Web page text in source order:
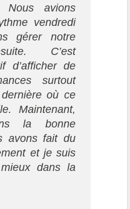
Nous avions
vendredi
gérer notre
C’est
d’afficher de
surtout
où ce
Maintenant,
la bonne
avons fait du
et je suis
dans la